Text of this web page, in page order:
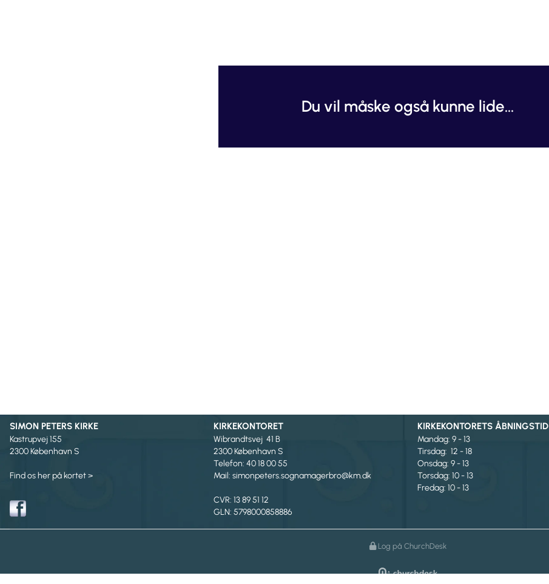
Du vil måske også kunne lide...
SIMON PETERS KIRKE
Kastrupvej 155
2300 København S
Find os her på kortet >
KIRKEKONTORET
Wibrandtsvej 41 B
2300 København S
Telefon: 40 18 00 55
Mail: simonpeters.sognamagerbro@km.dk
CVR: 13 89 51 12
GLN: 5798000858886
KIRKEKONTORETS ÅBNINGSTID
Mandag: 9 - 13
Tirsdag: 12 - 18
Onsdag: 9 - 13
Torsdag: 10 - 13
Fredag: 10 - 13
Log på ChurchDesk